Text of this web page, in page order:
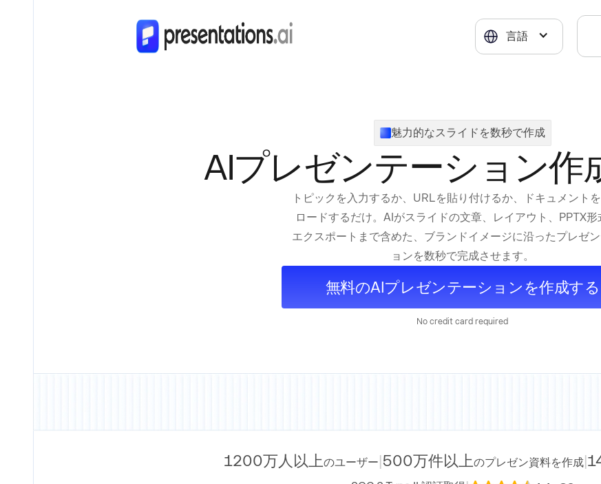
言語
魅力的なスライドを数秒で作成
AIプレゼンテーション作
トピックを入力するか、URLを貼り付けるか、ドキュメント
ロードするだけ。AIがスライドの文章、レイアウト、PPTX形
エクスポートまで含めた、ブランドイメージに沿ったプレゼ
ョンを数秒で完成させます。
無料のAIプレゼンテーションを作成する
No credit card required
1200万人以上のユーザー|500万件以上のプレゼン資料を作成|